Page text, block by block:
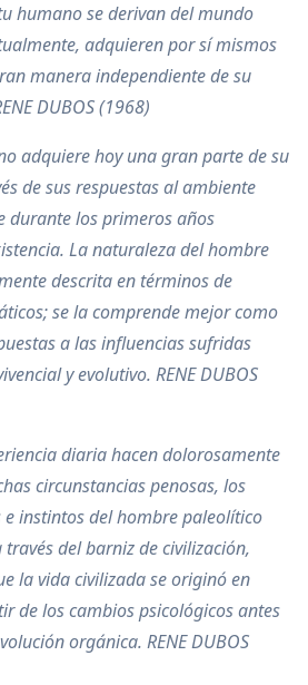
humano se derivan del mundo
adquieren por sí mismos
manera independiente de su
DUBOS (1968)
adquiere hoy una gran parte de su
de sus respuestas al ambiente
durante los primeros años
La naturaleza del hombre
descrita en términos de
se la comprende mejor como
a las influencias sufridas
y evolutivo. RENE DUBOS
diaria hacen dolorosamente
circunstancias penosas, los
instintos del hombre paleolítico
del barniz de civilización,
la vida civilizada se originó en
de los cambios psicológicos antes
orgánica. RENE DUBOS